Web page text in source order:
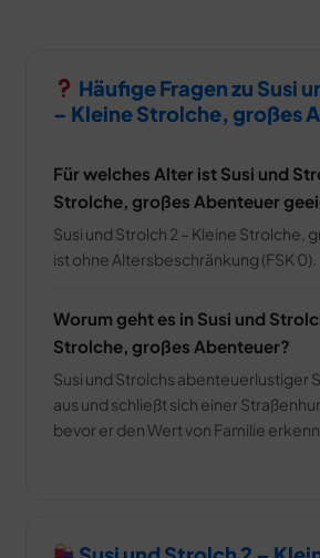
Häufige Fragen zu Susi
– Kleine Strolche, großes
Für welches Alter ist Susi und
Strolche, großes Abenteuer
Susi und Strolch 2 – Kleine Strolche,
ist ohne Altersbeschränkung (FSK 0).
Worum geht es in Susi und
Strolche, großes Abenteuer?
Susi und Strolchs abenteuerlustiger
aus und schließt sich einer
bevor er den Wert von Familie